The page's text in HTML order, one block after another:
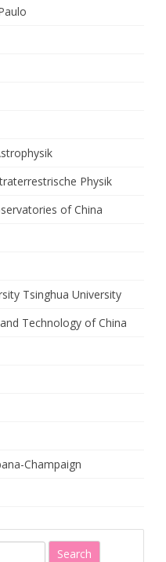
Physik
of China
Tsinghua University
Technology of China
Champaign